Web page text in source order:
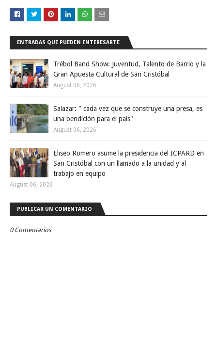
ENTRADAS QUE PUEDEN INTERESARTE
Trébol Band Show: Juventud, Talento de Barrio y la
Gran Apuesta Cultural de San Cristóbal
August 06, 2026
Salazar: " cada vez que se construye una presa, es
una bendición para el país"
August 06, 2026
Eliseo Romero asume la presidencia del ICPARD en
San Cristóbal con un llamado a la unidad y al
trabajo en equipo
August 06, 2026
PUBLICAR UN COMENTARIO
0 Comentarios